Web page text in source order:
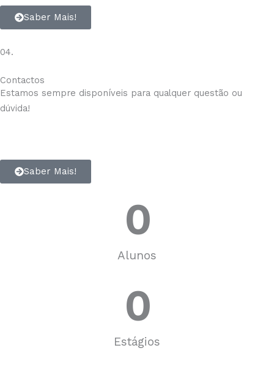
Saber Mais!
04.
Contactos
Estamos sempre disponíveis para qualquer questão ou
dúvida!
Saber Mais!
Alunos
0
Estágios
0